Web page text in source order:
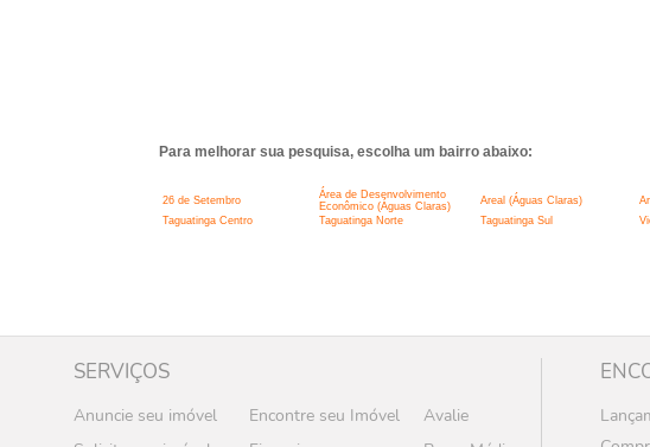
Para melhorar sua pesquisa, escolha um bairro abaixo:
26 de Setembro
Área de Desenvolvimento
Econômico (Águas Claras)
Areal (Águas Claras)
Taguatinga Centro
Taguatinga Norte Taguatinga Sul
SERVIÇOS
Anuncie seu imóvel Encontre seu Imóvel
Avalie